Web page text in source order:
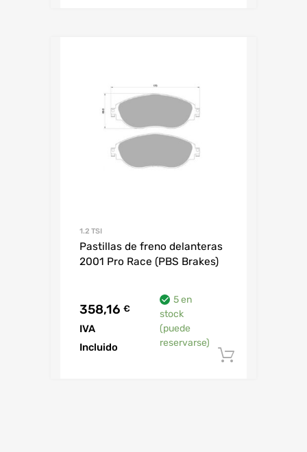
1.2 TSI
Pastillas de freno delanteras
2001 Pro Race (PBS Brakes)
358,16 €
IVA
Incluido
5 en
stock
(puede
reservarse)